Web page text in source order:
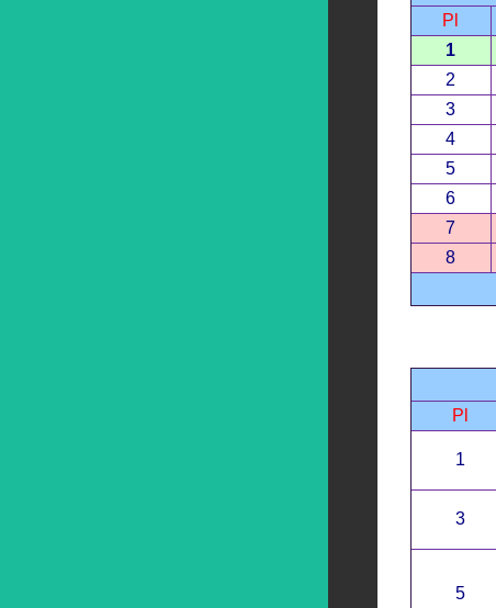
Pl
1
2
3
4
5
6
7
8
Pl
1
3
5